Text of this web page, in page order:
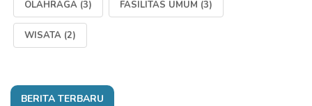
OLAHRAGA (3) FASILITAS UMUM (3)
WISATA (2)
BERITA TERBARU